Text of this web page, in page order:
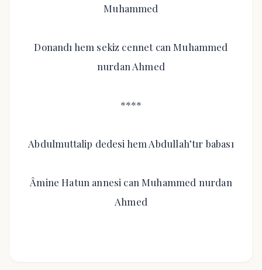
Muhammed
Donandı hem sekiz cennet can Muhammed
nurdan Ahmed
****
Abdulmuttalip dedesi hem Abdullah’tır babası
Âmine Hatun annesi can Muhammed nurdan
Ahmed